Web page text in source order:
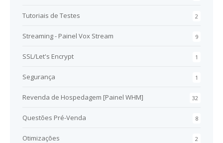
2
Tutoriais de Testes
9
Streaming - Painel Vox Stream
1
SSL/Let's Encrypt
1
Segurança
32
Revenda de Hospedagem [Painel WHM]
8
Questões Pré-Venda
2
Otimizações